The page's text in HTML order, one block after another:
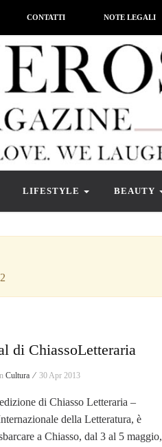
CONTATTI NOTE LEGALI
LIFESTYLE BEAUTY
di ChiassoLetteraria
Cultura ⁄ 30 Apr 2013
di Chiasso Letteraria –
della Letteratura, è
a Chiasso, dal 3 al 5 maggio,